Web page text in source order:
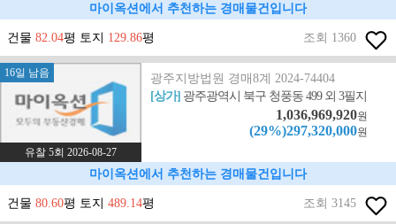
마이옥션에서 추천하는 경매물건입니다
건물 82.04평 토지 129.86평 조회 1360
16일 남음
유찰 5회 2026-08-27
광주지방법원 경매8계 2024-74404
[상가] 광주광역시 북구 청풍동 499 외 3필지
1,036,969,920원
(29%)297,320,000원
마이옥션에서 추천하는 경매물건입니다
건물 80.60평 토지 489.14평 조회 3145